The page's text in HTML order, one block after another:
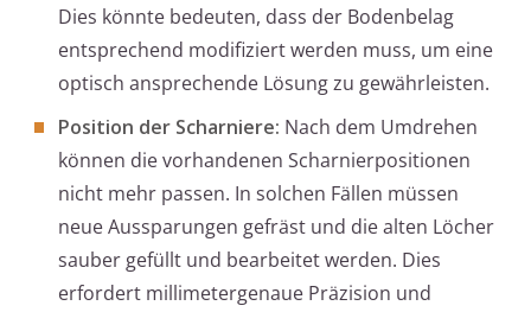
Dies könnte bedeuten, dass der Bodenbelag
entsprechend modifiziert werden muss, um eine
optisch ansprechende Lösung zu gewährleisten.
Position der Scharniere: Nach dem Umdrehen
können die vorhandenen Scharnierpositionen
nicht mehr passen. In solchen Fällen müssen
neue Aussparungen gefräst und die alten Löcher
sauber gefüllt und bearbeitet werden. Dies
erfordert millimetergenaue Präzision und